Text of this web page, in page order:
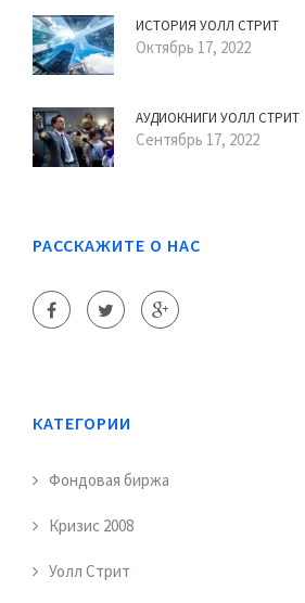
ИСТОРИЯ УОЛЛ СТРИТ
Октябрь 17, 2022
АУДИОКНИГИ УОЛЛ СТРИТ
Сентябрь 17, 2022
РАССКАЖИТЕ О НАС
КАТЕГОРИИ
Фондовая биржа
Кризис 2008
Уолл Стрит